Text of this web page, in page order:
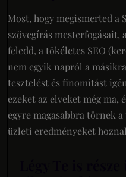
Most, hogy megismerted a
szövegírás mesterfogásait,
feledd, a tökéletes SEO
nem egyik napról a
tesztelést és finomítást
ezeket az elveket még ma,
egyre magasabbra törnek
üzleti eredményeket